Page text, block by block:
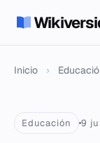
Inicio ›
Educación 9